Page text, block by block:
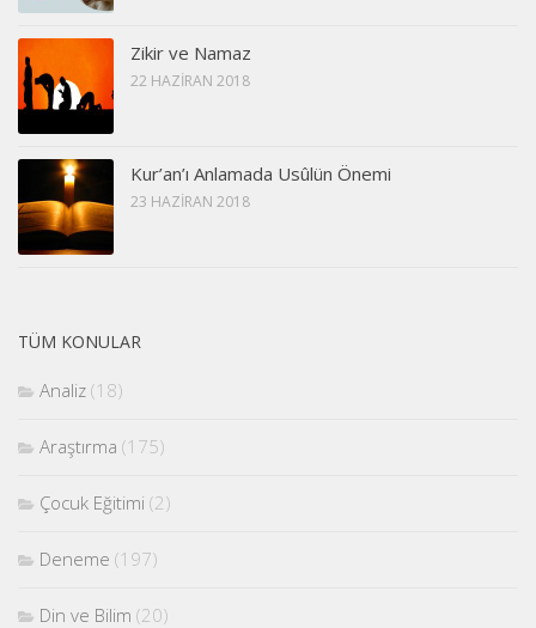
Zikir ve Namaz
22 HAZIRAN 2018
Kur’an’ı Anlamada Usûlün Önemi
23 HAZIRAN 2018
TÜM KONULAR
Analiz (18)
Araştırma (175)
Çocuk Eğitimi (2)
Deneme (197)
Din ve Bilim (20)